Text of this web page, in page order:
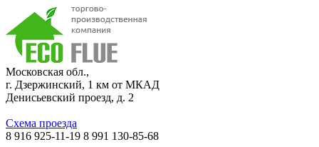
Московская обл.,
г. Дзержинский, 1 км от МКАД
Денисьевский проезд, д. 2
Схема проезда
8 916 925-11-19 8 991 130-85-68